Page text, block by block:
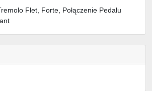
Flet, Forte, Połączenie Pedału